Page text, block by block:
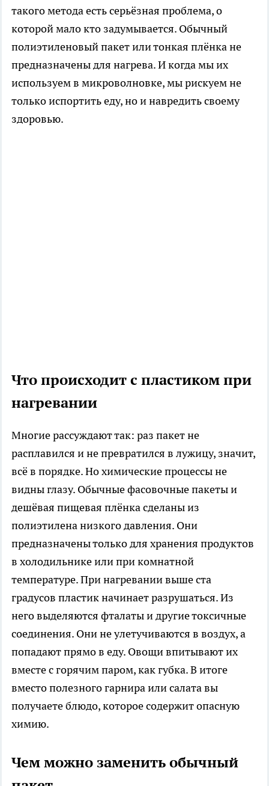
такого метода есть серьёзная проблема, о
которой мало кто задумывается. Обычный
полиэтиленовый пакет или тонкая плёнка не
предназначены для нагрева. И когда мы их
используем в микроволновке, мы рискуем не
только испортить еду, но и навредить своему
здоровью.
Что происходит с пластиком при
нагревании
Многие рассуждают так: раз пакет не
расплавился и не превратился в лужицу, значит,
всё в порядке. Но химические процессы не
видны глазу. Обычные фасовочные пакеты и
дешёвая пищевая плёнка сделаны из
полиэтилена низкого давления. Они
предназначены только для хранения продуктов
в холодильнике или при комнатной
температуре. При нагревании выше ста
градусов пластик начинает разрушаться. Из
него выделяются фталаты и другие токсичные
соединения. Они не улетучиваются в воздух, а
попадают прямо в еду. Овощи впитывают их
вместе с горячим паром, как губка. В итоге
вместо полезного гарнира или салата вы
получаете блюдо, которое содержит опасную
химию.
Чем можно заменить обычный